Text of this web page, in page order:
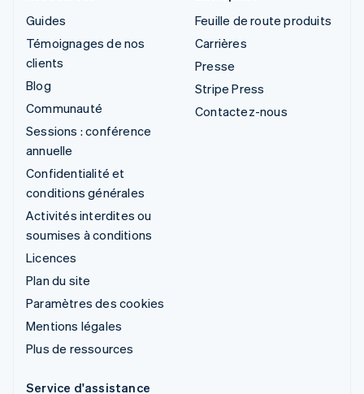
Guides
Témoignages de nos
clients
Blog
Communauté
Sessions : conférence
annuelle
Confidentialité et
conditions générales
Activités interdites ou
soumises à conditions
Licences
Plan du site
Paramètres des cookies
Mentions légales
Plus de ressources
Feuille de route produits
Carrières
Presse
Stripe Press
Contactez-nous
Service d'assistance